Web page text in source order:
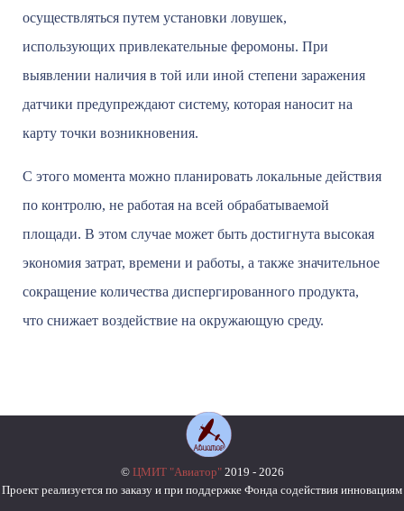
осуществляться путем установки ловушек,
использующих привлекательные феромоны. При
выявлении наличия в той или иной степени заражения
датчики предупреждают систему, которая наносит на
карту точки возникновения.
С этого момента можно планировать локальные действия
по контролю, не работая на всей обрабатываемой
площади. В этом случае может быть достигнута высокая
экономия затрат, времени и работы, а также значительное
сокращение количества диспергированного продукта,
что снижает воздействие на окружающую среду.
© ЦМИТ "Авиатор" 2019 - 2026
Проект реализуется по заказу и при поддержке Фонда содействия инновациям